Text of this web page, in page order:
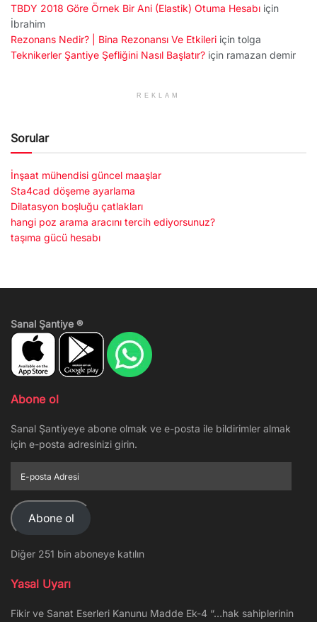
TBDY 2018 Göre Örnek Bir Ani (Elastik) Otuma Hesabı için
İbrahim
Rezonans Nedir? | Bina Rezonansı Ve Etkileri için tolga
Teknikerler Şantiye Şefliğini Nasıl Başlatır? için ramazan demir
REKLAM
Sorular
İnşaat mühendisi güncel maaşlar
Sta4cad döşeme ayarlama
Dilatasyon boşluğu çatlakları
hangi poz arama aracını tercih ediyorsunuz?
taşıma gücü hesabı
Sanal Şantiye ®
Abone ol
Sanal Şantiyeye abone olmak ve e-posta ile bildirimler almak
için e-posta adresinizi girin.
posta
Adresi
Abone ol
Diğer 251 bin aboneye katılın
Yasal Uyarı
Fikir ve Sanat Eserleri Kanunu Madde Ek-4 “…hak sahiplerinin